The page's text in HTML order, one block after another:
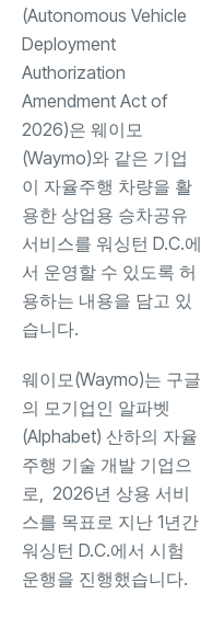
(Autonomous Vehicle
Deployment
Authorization
Amendment Act of
2026)은 웨이모
(Waymo)와 같은 기업
이 자율주행 차량을 활
용한 상업용 승차공유
서비스를 워싱턴 D.C.에
서 운영할 수 있도록 허
용하는 내용을 담고 있
습니다.
웨이모(Waymo)는 구글
의 모기업인 알파벳
(Alphabet) 산하의 자율
주행 기술 개발 기업으
로, 2026년 상용 서비
스를 목표로 지난 1년간
워싱턴 D.C.에서 시험
운행을 진행했습니다.